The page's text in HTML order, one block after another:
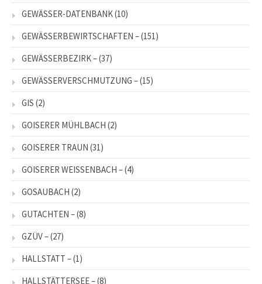
GEWÄSSER-DATENBANK(10)
GEWÄSSERBEWIRTSCHAFTEN –(151)
GEWÄSSERBEZIRK –(37)
GEWÄSSERVERSCHMUTZUNG –(15)
GIS (2)
GOISERER MÜHLBACH (2)
GOISERER TRAUN (31)
GOISERER WEISSENBACH –(4)
GOSAUBACH (2)
GUTACHTEN –(8)
GZÜV –(27)
HALLSTATT –(1)
HALLSTÄTTERSEE –(8)